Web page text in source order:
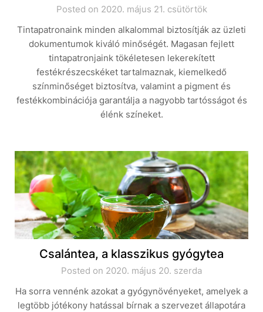
Posted on 2020. május 21. csütörtök
Tintapatronaink minden alkalommal biztosítják az üzleti
dokumentumok kiváló minőségét. Magasan fejlett
tintapatronjaink tökéletesen lekerekített
festékrészecskéket tartalmaznak, kiemelkedő
színminőséget biztosítva, valamint a pigment és
festékkombinációja garantálja a nagyobb tartósságot és
élénk színeket.
Csalántea, a klasszikus gyógytea
Posted on 2020. május 20. szerda
Ha sorra vennénk azokat a gyógynövényeket, amelyek a
legtöbb jótékony hatással bírnak a szervezet állapotára